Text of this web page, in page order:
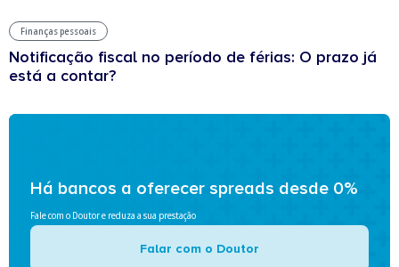
Finanças pessoais
Notificação fiscal no período de férias: O prazo já
está a contar?
Há bancos a oferecer spreads desde 0%
Fale com o Doutor e reduza a sua prestação
Falar com o Doutor